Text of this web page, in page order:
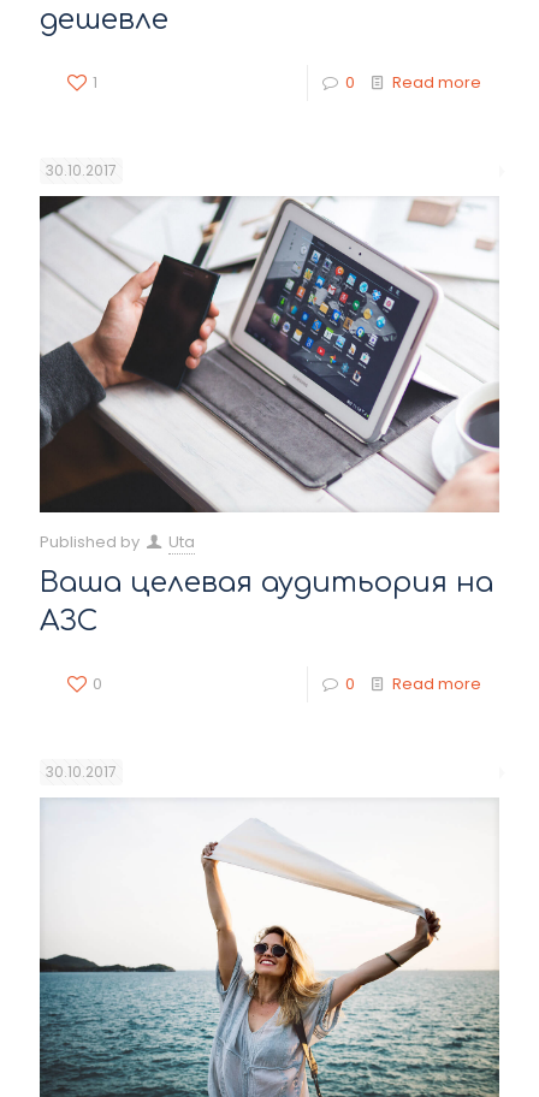
дешевле
1 0 Read more
30.10.2017
Published by Uta
Ваша целевая аудитьория на
АЗС
0 0 Read more
30.10.2017